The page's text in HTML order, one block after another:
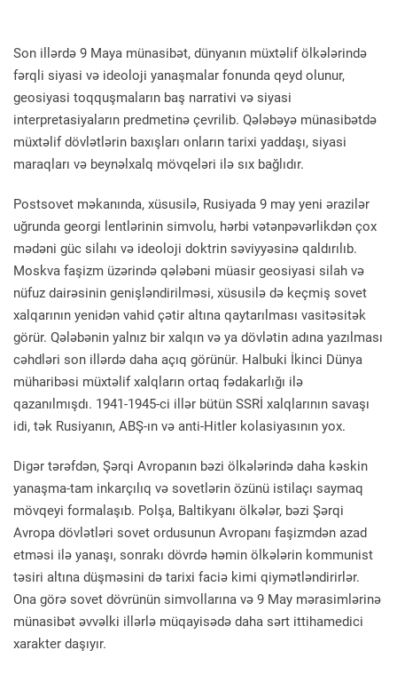
Son illərdə 9 Maya münasibət, dünyanın müxtəlif ölkələrində
fərqli siyasi və ideoloji yanaşmalar fonunda qeyd olunur,
geosiyasi toqquşmaların baş narrativi və siyasi
interpretasiyaların predmetinə çevrilib. Qələbəyə münasibətdə
müxtəlif dövlətlərin baxışları onların tarixi yaddaşı, siyasi
maraqları və beynəlxalq mövqeləri ilə sıx bağlıdır.
Postsovet məkanında, xüsusilə, Rusiyada 9 may yeni ərazilər
uğrunda georgi lentlərinin simvolu, hərbi vətənpəvərlikdən çox
mədəni güc silahı və ideoloji doktrin səviyyəsinə qaldırılıb.
Moskva faşizm üzərində qələbəni müasir geosiyasi silah və
nüfuz dairəsinin genişləndirilməsi, xüsusilə də keçmiş sovet
xalqarının yenidən vahid çətir altına qaytarılması vasitəsitək
görür. Qələbənin yalnız bir xalqın və ya dövlətin adına yazılması
cəhdləri son illərdə daha açıq görünür. Halbuki İkinci Dünya
müharibəsi müxtəlif xalqların ortaq fədakarlığı ilə
qazanılmışdı. 1941-1945-ci illər bütün SSRİ xalqlarının savaşı
idi, tək Rusiyanın, ABŞ-ın və anti-Hitler kolasiyasının yox.
Digər tərəfdən, Şərqi Avropanın bəzi ölkələrində daha kəskin
yanaşma-tam inkarçılıq və sovetlərin özünü istilaçı saymaq
mövqeyi formalaşıb. Polşa, Baltikyanı ölkələr, bəzi Şərqi
Avropa dövlətləri sovet ordusunun Avropanı faşizmdən azad
etməsi ilə yanaşı, sonrakı dövrdə həmin ölkələrin kommunist
təsiri altına düşməsini də tarixi faciə kimi qiymətləndirirlər.
Ona görə sovet dövrünün simvollarına və 9 May mərasimlərinə
münasibət əvvəlki illərlə müqayisədə daha sərt ittihamedici
xarakter daşıyır.